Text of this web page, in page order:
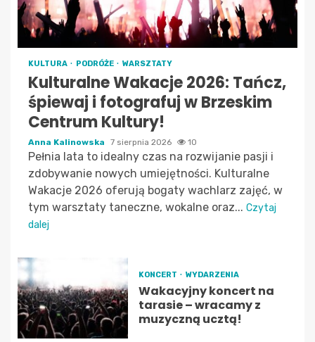
KULTURA PODRÓŻE WARSZTATY
Kulturalne Wakacje 2026: Tańcz,
śpiewaj i fotografuj w Brzeskim
Centrum Kultury!
Anna Kalinowska 7 sierpnia 2026 10
Pełnia lata to idealny czas na rozwijanie pasji i
zdobywanie nowych umiejętności. Kulturalne
Wakacje 2026 oferują bogaty wachlarz zajęć, w
tym warsztaty taneczne, wokalne oraz... Czytaj
dalej
KONCERT WYDARZENIA
Wakacyjny koncert na
tarasie – wracamy z
muzyczną ucztą!